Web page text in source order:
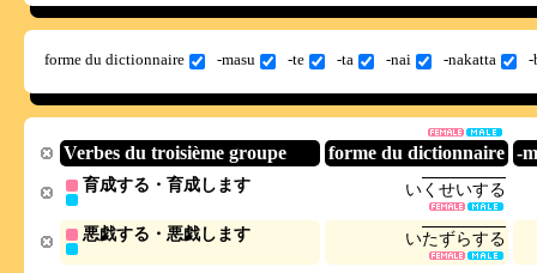
forme du dictionnaire -masu -te -ta -nai -nakatta -
Verbes du troisième groupe forme du dictionnaire -
育成する・育成します いく せいする
悪戯する・悪戯します いたずらする